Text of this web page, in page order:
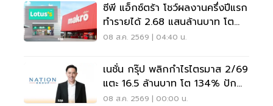
ซีพี แอ็กซ์ตร้า โชว์ผลงานครึ่งปีแรก
ทำรายได้ 2.68 แสนล้านบาท โต
3.6%
08 ส.ค. 2569 | 04:40 น.
เนชั่น กรุ๊ป พลิกกำไรไตรมาส 2/69
แตะ 16.5 ล้านบาท โต 134% ปัก
หมุดสู่ ‘มีเดียเทค’
08 ส.ค. 2569 | 00:00 น.